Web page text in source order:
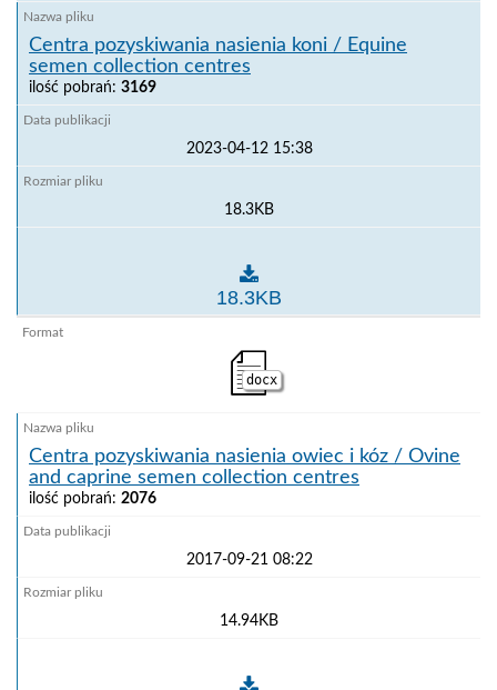
Centra pozyskiwania nasienia koni / Equine
semen collection centres
ilość pobrań: 3169
2023-04-12 15:38
18.3KB
Centra pozyskiwania nasienia koni / Equine semen
18.3KB
docx
Centra pozyskiwania nasienia owiec i kóz / Ovine
and caprine semen collection centres
ilość pobrań: 2076
2017-09-21 08:22
14.94KB